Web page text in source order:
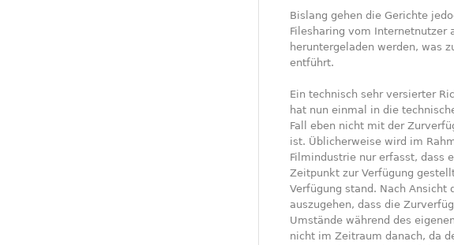
Bislang gehen die Gerichte
Filesharing vom Internetnutzer
heruntergeladen werden, was
entführt.
Ein technisch sehr versierter
hat nun einmal in die
Fall eben nicht mit der
ist. Üblicherweise wird im
Filmindustrie nur erfasst, dass
Zeitpunkt zur Verfügung
Verfügung stand. Nach Ansicht
auszugehen, dass die
Umstände während des
nicht im Zeitraum danach, da